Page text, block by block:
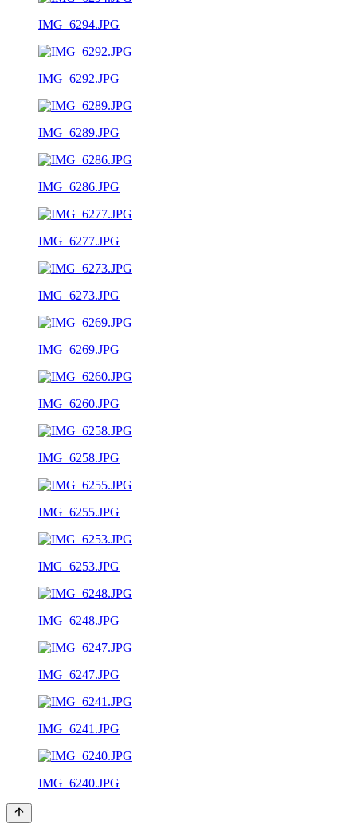
IMG_6294.JPG
IMG_6292.JPG
IMG_6289.JPG
IMG_6286.JPG
IMG_6277.JPG
IMG_6273.JPG
IMG_6269.JPG
IMG_6260.JPG
IMG_6258.JPG
IMG_6255.JPG
IMG_6253.JPG
IMG_6248.JPG
IMG_6247.JPG
IMG_6241.JPG
IMG_6240.JPG